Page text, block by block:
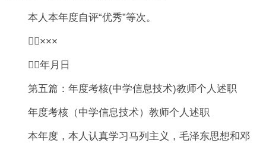
本人本年度自评“优秀”等次。
×××
年月日
第五篇：年度考核(中学信息技术)教师个人述职
年度考核（中学信息技术）教师个人述职
本年度，本人认真学习马列主义，毛泽东思想和邓